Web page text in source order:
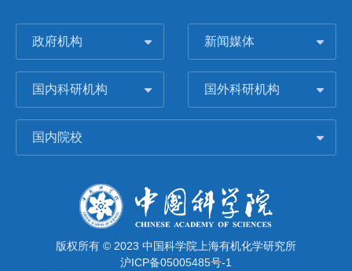
政府机构 新闻媒体
国内科研机构 国外科研机构
国内院校
版权所有 © 2023 中国科学院上海有机化学研究所
沪ICP备05005485号-1